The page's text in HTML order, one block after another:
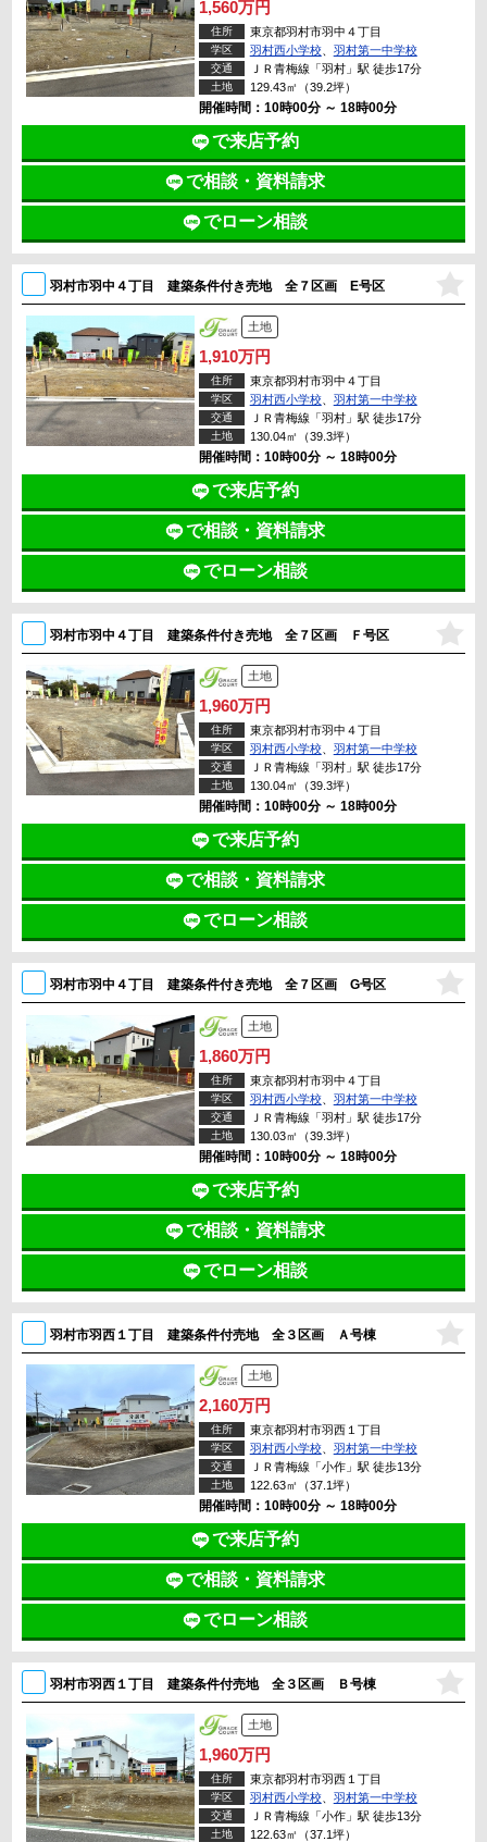
1,560万円
住所 東京都羽村市羽中４丁目
学区 羽村西小学校、 羽村第一中学校
交通 ＪＲ青梅線「羽村」駅 徒歩17分
土地 129.43㎡（39.2坪）
開催時間：10時00分 ～ 18時00分
で来店予約
で相談・資料請求
でローン相談
羽村市羽中４丁目 建築条件付き売地 全７区画 E号区
土地
1,910万円
住所 東京都羽村市羽中４丁目
学区 羽村西小学校、 羽村第一中学校
交通 ＪＲ青梅線「羽村」駅 徒歩17分
土地 130.04㎡（39.3坪）
開催時間：10時00分 ～ 18時00分
で来店予約
で相談・資料請求
でローン相談
羽村市羽中４丁目 建築条件付き売地 全７区画 Ｆ号区
土地
1,960万円
住所 東京都羽村市羽中４丁目
学区 羽村西小学校、 羽村第一中学校
交通 ＪＲ青梅線「羽村」駅 徒歩17分
土地 130.04㎡（39.3坪）
開催時間：10時00分 ～ 18時00分
で来店予約
で相談・資料請求
でローン相談
羽村市羽中４丁目 建築条件付き売地 全７区画 G号区
土地
1,860万円
住所 東京都羽村市羽中４丁目
学区 羽村西小学校、 羽村第一中学校
交通 ＪＲ青梅線「羽村」駅 徒歩17分
土地 130.03㎡（39.3坪）
開催時間：10時00分 ～ 18時00分
で来店予約
で相談・資料請求
でローン相談
羽村市羽西１丁目 建築条件付売地 全３区画 Ａ号棟
土地
2,160万円
住所 東京都羽村市羽西１丁目
学区 羽村西小学校、 羽村第一中学校
交通 ＪＲ青梅線「小作」駅 徒歩13分
土地 122.63㎡（37.1坪）
開催時間：10時00分 ～ 18時00分
で来店予約
で相談・資料請求
でローン相談
羽村市羽西１丁目 建築条件付売地 全３区画 Ｂ号棟
土地
1,960万円
住所 東京都羽村市羽西１丁目
学区 羽村西小学校、 羽村第一中学校
交通 ＪＲ青梅線「小作」駅 徒歩13分
土地 122.63㎡（37.1坪）